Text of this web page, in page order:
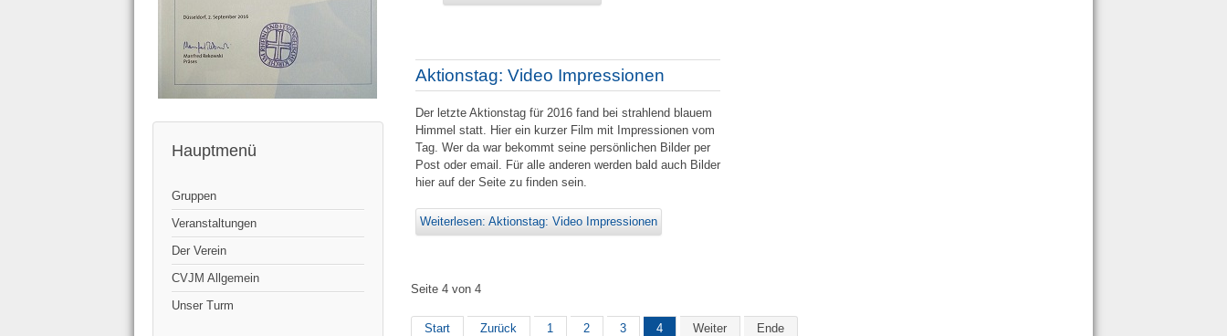
Hauptmenü
Gruppen
Veranstaltungen
Der Verein
CVJM Allgemein
Unser Turm
Aktionstag: Video Impressionen
Der letzte Aktionstag für 2016 fand bei strahlend blauem
Himmel statt. Hier ein kurzer Film mit Impressionen vom
Tag. Wer da war bekommt seine persönlichen Bilder per
Post oder email. Für alle anderen werden bald auch Bilder
hier auf der Seite zu finden sein.
Weiterlesen: Aktionstag: Video Impressionen
Seite 4 von 4
Start Zurück 1 2 3 4 Weiter Ende